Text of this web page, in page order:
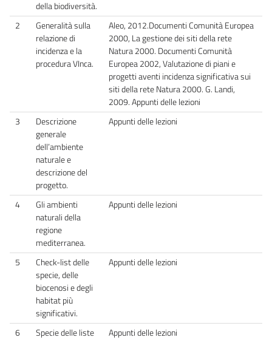
della biodiversità.
2
Generalità sulla
relazione di
incidenza e la
procedura VInca.
Aleo, 2012.Documenti Comunità Europea
2000, La gestione dei siti della rete
Natura 2000. Documenti Comunità
Europea 2002, Valutazione di piani e
progetti aventi incidenza significativa sui
siti della rete Natura 2000. G. Landi,
2009. Appunti delle lezioni
3
Descrizione
generale
dell’ambiente
naturale e
descrizione del
progetto.
Appunti delle lezioni
4
Gli ambienti
naturali della
regione
mediterranea.
Appunti delle lezioni
5
Check-list delle
specie, delle
biocenosi e degli
habitat più
significativi.
Appunti delle lezioni
6
Specie delle liste
Appunti delle lezioni